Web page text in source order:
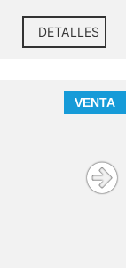
el distintivo de
RAICV
DETALLES
VENTA